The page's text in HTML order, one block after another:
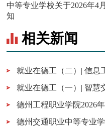
中等专业学校关于2026年4
知
相关新闻